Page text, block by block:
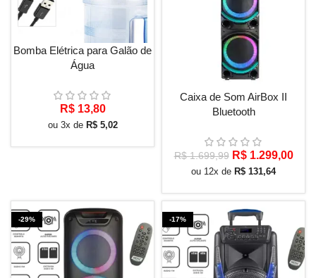
Bomba Elétrica para Galão de
Água
R$13,80
ou 3x de R$5,02
Caixa de Som AirBox II
Bluetooth
R$1.699,99 O
preço
era:
R$ 1.699,99.
R$1.299,00O
é:
ou 12x de R$ 131,64
-29% -17%